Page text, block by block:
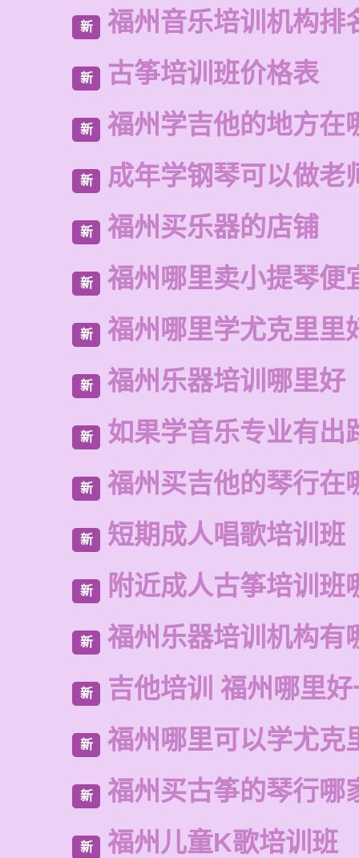
新 福州音乐培训机构排
新 古筝培训班价格表
新 福州学吉他的地方在
新 成年学钢琴可以做老
新 福州买乐器的店铺
新 福州哪里卖小提琴便
新 福州哪里学尤克里里
新 福州乐器培训哪里好
新 如果学音乐专业有出
新 福州买吉他的琴行在
新 短期成人唱歌培训班
新 附近成人古筝培训班
新 福州乐器培训机构有
新 吉他培训 福州哪里
新 福州哪里可以学尤克
新 福州买古筝的琴行哪
新 福州儿童K歌培训班